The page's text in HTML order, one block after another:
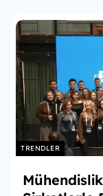
TRENDLER